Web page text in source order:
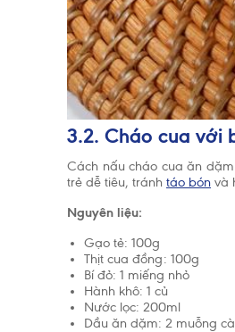
3.2. Cháo cua với
Cách nấu cháo cua ăn
trẻ dễ tiêu, tránh táo bón và
Nguyên liệu:
Gạo tẻ: 100g
Thịt cua đồng: 100g
Bí đỏ: 1 miếng nhỏ
Hành khô: 1 củ
Nước lọc: 200ml
Dầu ăn dặm: 2 muỗng